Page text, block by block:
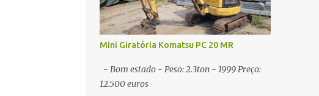
Mini Giratória Komatsu PC 20 MR
- Bom estado - Peso: 2.3ton - 1999 Preço:
12.500 euros